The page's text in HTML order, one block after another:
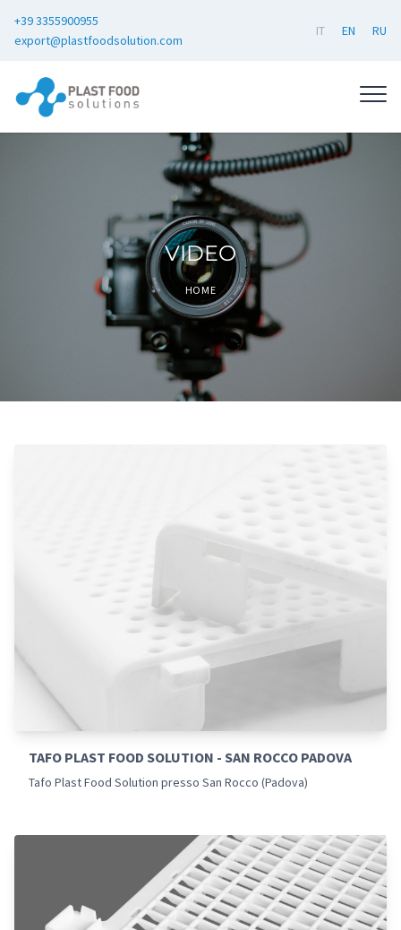
+39 3355900955
export@plastfoodsolution.com
IT EN RU
VIDEO
HOME
TAFO PLAST FOOD SOLUTION - SAN ROCCO PADOVA
Tafo Plast Food Solution presso San Rocco (Padova)